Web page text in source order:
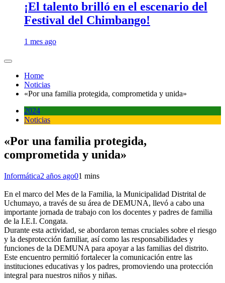
¡El talento brilló en el escenario del
Festival del Chimbango!
1 mes ago
Home
Noticias
«Por una familia protegida, comprometida y unida»
2024
Noticias
«Por una familia protegida,
comprometida y unida»
Informática2 años ago01 mins
En el marco del Mes de la Familia, la Municipalidad Distrital de
Uchumayo, a través de su área de DEMUNA, llevó a cabo una
importante jornada de trabajo con los docentes y padres de familia
de la I.E.I. Congata.
Durante esta actividad, se abordaron temas cruciales sobre el riesgo
y la desprotección familiar, así como las responsabilidades y
funciones de la DEMUNA para apoyar a las familias del distrito.
Este encuentro permitió fortalecer la comunicación entre las
instituciones educativas y los padres, promoviendo una protección
integral para nuestros niños y niñas.